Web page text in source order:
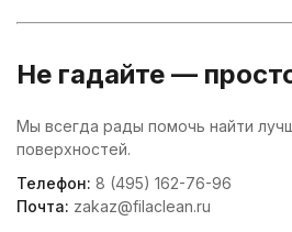
Не гадайте —
Мы всегда рады помочь найти
поверхностей.
Телефон: 8 (495) 162-76-96
Почта: zakaz@filaclean.ru